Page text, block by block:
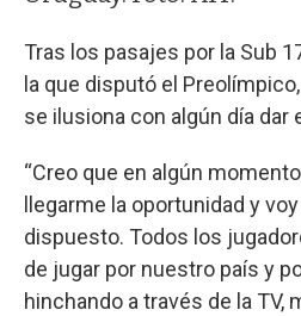
Tras los pasajes por la Sub
la que disputó el
se ilusiona con algún día dar
“Creo que en algún
llegarme la oportunidad y
dispuesto. Todos los
de jugar por nuestro país y
hinchando a través de la TV,